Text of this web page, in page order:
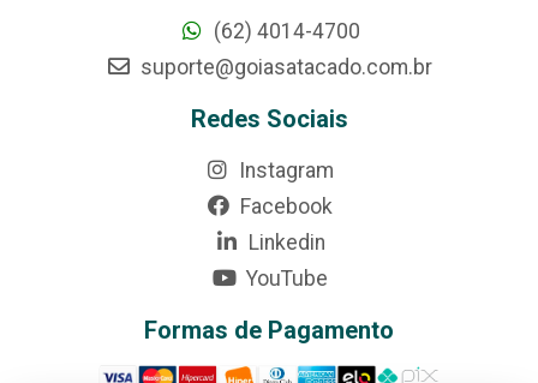
(62) 4014-4700
suporte@goiasatacado.com.br
Redes Sociais
Instagram
Facebook
Linkedin
YouTube
Formas de Pagamento